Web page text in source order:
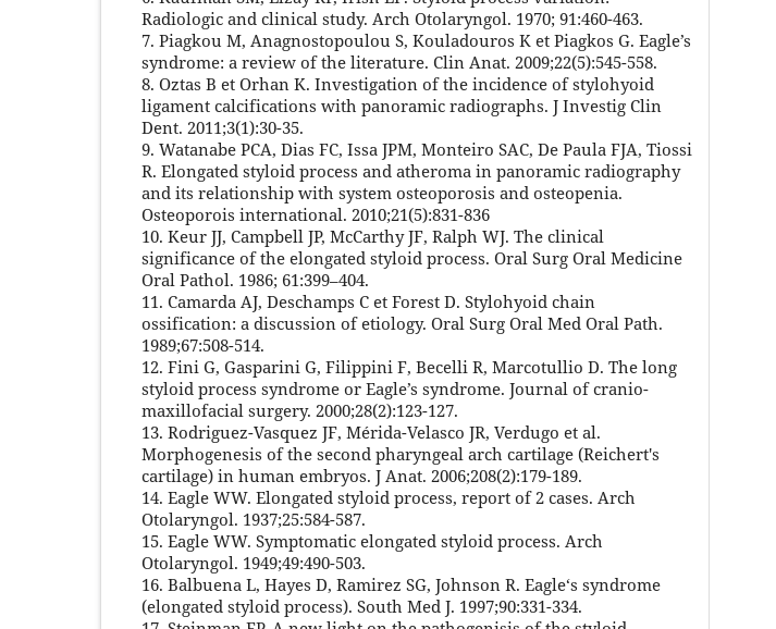
Radiologic and clinical study. Arch Otolaryngol. 1970; 91:460-463.
7. Piagkou M, Anagnostopoulou S, Kouladouros K et Piagkos G. Eagle’s
syndrome: a review of the literature. Clin Anat. 2009;22(5):545-558.
8. Oztas B et Orhan K. Investigation of the incidence of stylohyoid
ligament calcifications with panoramic radiographs. J Investig Clin
Dent. 2011;3(1):30-35.
9. Watanabe PCA, Dias FC, Issa JPM, Monteiro SAC, De Paula FJA, Tiossi
R. Elongated styloid process and atheroma in panoramic radiography
and its relationship with system osteoporosis and osteopenia.
Osteoporois international. 2010;21(5):831-836
10. Keur JJ, Campbell JP, McCarthy JF, Ralph WJ. The clinical
significance of the elongated styloid process. Oral Surg Oral Medicine
Oral Pathol. 1986; 61:399–404.
11. Camarda AJ, Deschamps C et Forest D. Stylohyoid chain
ossification: a discussion of etiology. Oral Surg Oral Med Oral Path.
1989;67:508-514.
12. Fini G, Gasparini G, Filippini F, Becelli R, Marcotullio D. The long
styloid process syndrome or Eagle’s syndrome. Journal of cranio-
maxillofacial surgery. 2000;28(2):123-127.
13. Rodriguez-Vasquez JF, Mérida-Velasco JR, Verdugo et al.
Morphogenesis of the second pharyngeal arch cartilage (Reichert's
cartilage) in human embryos. J Anat. 2006;208(2):179-189.
14. Eagle WW. Elongated styloid process, report of 2 cases. Arch
Otolaryngol. 1937;25:584-587.
15. Eagle WW. Symptomatic elongated styloid process. Arch
Otolaryngol. 1949;49:490-503.
16. Balbuena L, Hayes D, Ramirez SG, Johnson R. Eagle‘s syndrome
(elongated styloid process). South Med J. 1997;90:331-334.